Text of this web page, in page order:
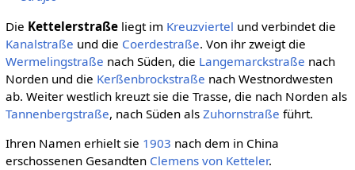
Die Kettelerstraßeliegt im Kreuzviertel und verbindet die
Kanalstraße und die Coerdestraße. Von ihr zweigt die
Wermelingstraße nach Süden, die Langemarckstraße nach
Norden und die Kerßenbrockstraße nach Westnordwesten
ab. Weiter westlich kreuzt sie die Trasse, die nach Norden als
Tannenbergstraße, nach Süden als Zuhornstraße führt.
Ihren Namen erhielt sie 1903 nach dem in China
erschossenen Gesandten Clemens von Ketteler.